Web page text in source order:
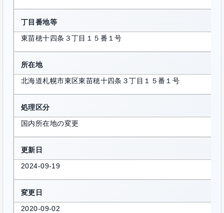
丁目番地等
東苗穂十四条３丁目１５番１号
所在地
北海道札幌市東区東苗穂十四条３丁目１５番１号
処理区分
国内所在地の変更
更新日
2024-09-19
変更日
2020-09-02